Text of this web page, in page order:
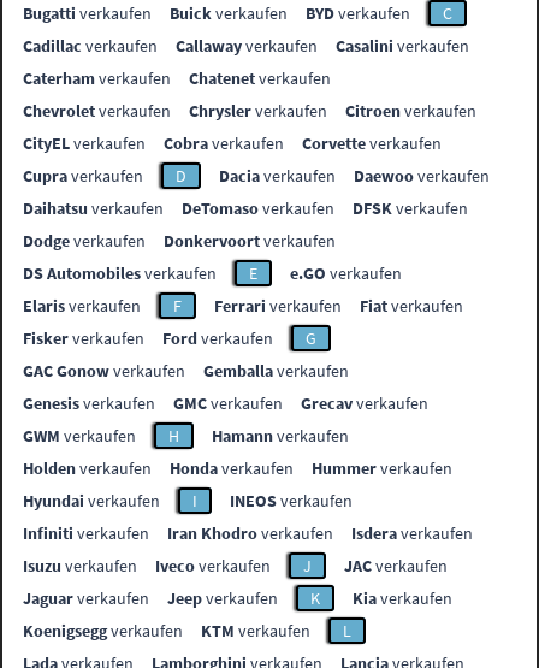
Bugatti verkaufen Buickverkaufen BYDverkaufen
C
Cadillac verkaufen Callawayverkaufen Casalini verkaufen
Caterhamverkaufen Chatenetverkaufen
Chevroletverkaufen Chryslerverkaufen Citroenverkaufen
CityELverkaufen Cobraverkaufen Corvetteverkaufen
Cupraverkaufen D Daciaverkaufen Daewooverkaufen
Daihatsu verkaufen DeTomasoverkaufen DFSKverkaufen
Dodgeverkaufen Donkervoortverkaufen
DS Automobilesverkaufen E e.GO verkaufen
Elarisverkaufen F Ferrari verkaufen Fiatverkaufen
Fiskerverkaufen Fordverkaufen
G
GAC Gonowverkaufen Gemballaverkaufen
Genesisverkaufen GMCverkaufen Grecavverkaufen
GWM verkaufen H Hamannverkaufen
Holdenverkaufen Hondaverkaufen Hummerverkaufen
Hyundai verkaufen I INEOSverkaufen
Infiniti verkaufen Iran Khodroverkaufen Isderaverkaufen
Isuzu verkaufen Ivecoverkaufen J JACverkaufen
Jaguarverkaufen Jeepverkaufen K Kiaverkaufen
Koenigseggverkaufen KTM verkaufen
L
Ladaverkaufen Lamborghini verkaufen Lanciaverkaufen